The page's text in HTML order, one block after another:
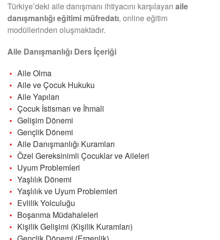
Türkiye’deki aile danışmanı ihtiyacını karşılayan aile
danışmanlığı eğitimi müfredatı, online eğitim
modüllerinden oluşmaktadır.
Aile Danışmanlığı Ders İçeriği
Aile Olma
Aile ve Çocuk Hukuku
Aile Yapıları
Çocuk İstismarı ve İhmali
Gelişim Dönemi
Gençlik Dönemi
Aile Danışmanlığı Kuramları
Özel Gereksinimli Çocuklar ve Aileleri
Uyum Problemleri
Yaşlılık Dönemi
Yaşlılık ve Uyum Problemleri
Evlilik Yolculuğu
Boşanma Müdahaleleri
Kişilik Gelişimi (Kişilik Kuramları)